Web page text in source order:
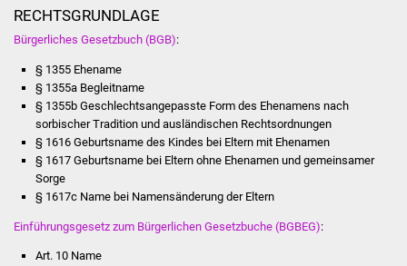
Ostermarkt
Einrichtungen
Hallenbad
RECHTSGRUNDLAGE
Bürgerliches Gesetzbuch (BGB):
§ 1355 Ehename
§ 1355a Begleitname
§ 1355b Geschlechtsangepasste Form des Ehenamens nach
sorbischer Tradition und ausländischen Rechtsordnungen
§ 1616 Geburtsname des Kindes bei Eltern mit Ehenamen
§ 1617 Geburtsname bei Eltern ohne Ehenamen und gemeinsamer
Sorge
§ 1617c Name bei Namensänderung der Eltern
Einführungsgesetz zum Bürgerlichen Gesetzbuche (BGBEG):
Art. 10 Name